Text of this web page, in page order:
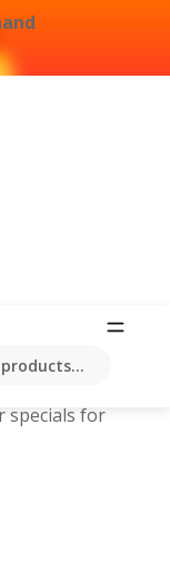
and
specials for